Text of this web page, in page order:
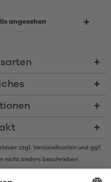
angesehen
zzgl. Versandkostenund ggf.
nicht anders beschrieben